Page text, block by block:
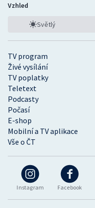
Instagram Facebook
TV program
Živé vysílání
TV poplatky
Teletext
Podcasty
Počasí
E-shop
Mobilní a TV aplikace
Vše o ČT
Vzhled
Světlý